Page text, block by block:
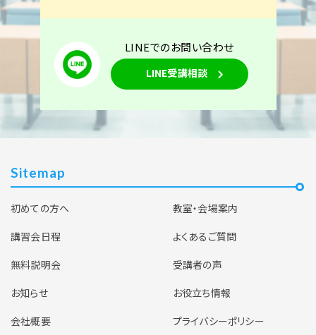
LINEでのお問い合わせ
LINE受講相談
Sitemap
初めての方へ
教室・会場案内
講習会日程
よくあるご質問
無料説明会
受講者の声
お知らせ
お役立ち情報
会社概要
プライバシーポリシー